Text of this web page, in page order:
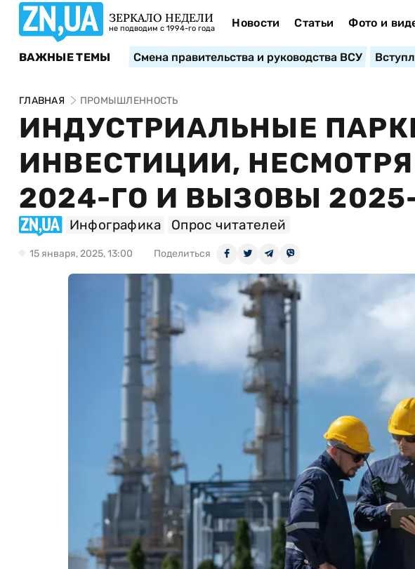
ЗЕРКАЛО НЕДЕЛИ
не подводим с 1994-го года Новости Статьи Фото и
ВАЖНЫЕ ТЕМЫ Смена правительства и руководства ВСУ
ГЛАВНАЯ ПРОМЫШЛЕННОСТЬ
ИНДУСТРИАЛЬНЫЕ
ИНВЕСТИЦИИ,
2024-ГО И ВЫЗОВЫ
Инфографика Опрос читателей
15 января, 2025, 13:00 Поделиться